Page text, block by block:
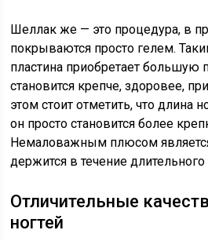
Шеллак же — это процедура, в
покрываются просто гелем.
пластина приобретает большую
становится крепче, здоровее,
этом стоит отметить, что длина
он просто становится более
Немаловажным плюсом является
держится в течение
Отличительные
ногтей